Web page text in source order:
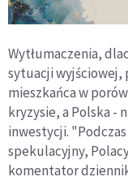
Wytłumaczenia,
sytuacji wyjściowej,
mieszkańca w
kryzysie, a Polska -
inwestycji.
spekulacyjny,
komentator